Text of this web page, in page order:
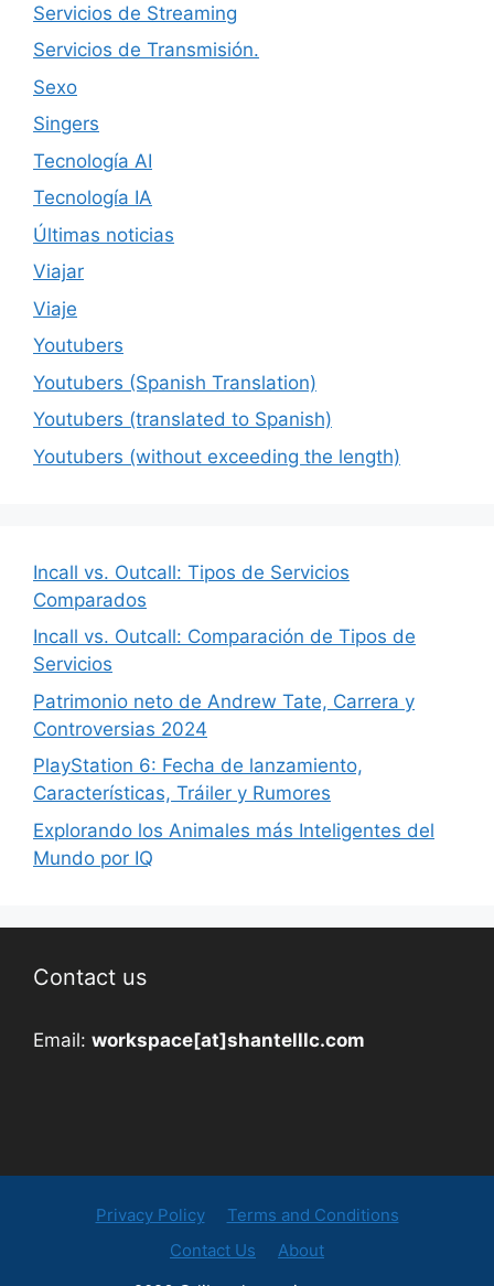
Servicios de Streaming
Servicios de Transmisión.
Sexo
Singers
Tecnología AI
Tecnología IA
Últimas noticias
Viajar
Viaje
Youtubers
Youtubers (Spanish Translation)
Youtubers (translated to Spanish)
Youtubers (without exceeding the length)
Incall vs. Outcall: Tipos de Servicios
Comparados
Incall vs. Outcall: Comparación de Tipos de
Servicios
Patrimonio neto de Andrew Tate, Carrera y
Controversias 2024
PlayStation 6: Fecha de lanzamiento,
Características, Tráiler y Rumores
Explorando los Animales más Inteligentes del
Mundo por IQ
Contact us
Email: workspace[at]shantelllc.com
Privacy Policy
Terms and Conditions
Contact Us
About